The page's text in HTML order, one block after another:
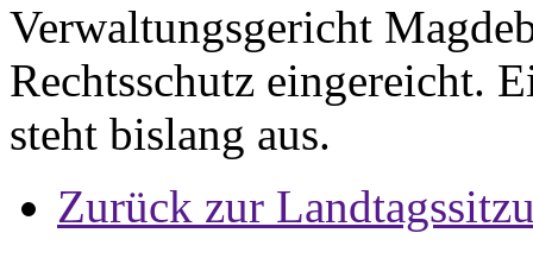
Verwaltungsgericht
Rechtsschutz eingereicht.
steht bislang aus.
Zurück zur